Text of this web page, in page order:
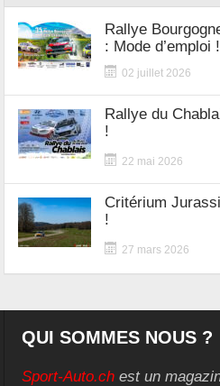
Rallye
: Mode d’emploi !
02 juillet 2026
Rallye du
!
22 mai 2026
Critérium
!
27 mars 2026
QUI SOMMES NOUS ?
Sport-Auto.ch est un